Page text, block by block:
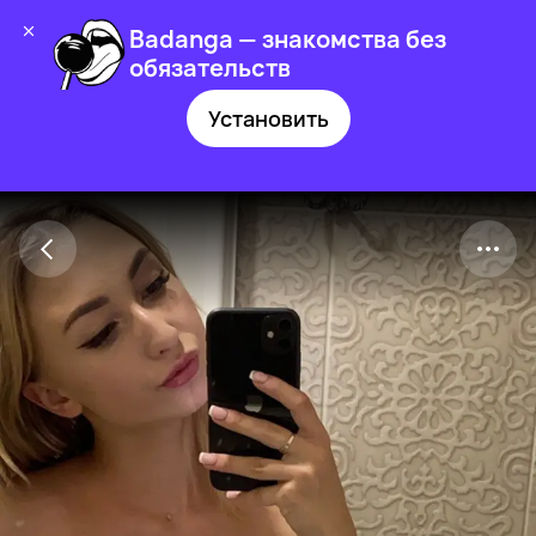
Badanga — знакомства без
обязательств
Установить